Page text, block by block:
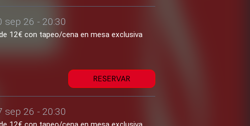
sep 26 - 20:30
12€ con tapeo/cena en mesa exclusiva
RESERVAR
sep 26 - 20:30